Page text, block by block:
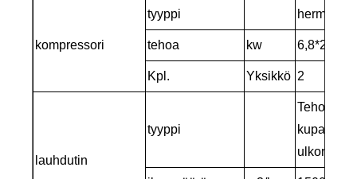
kompressori
tyyppi
tehoa kw 6,8*2
Kpl. Yksikkö 2
lauhdutin
tyyppi
Tehokas